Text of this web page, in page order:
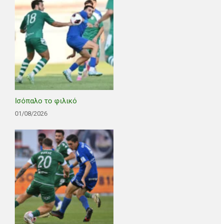
Ισόπαλο το φιλικό
01/08/2026